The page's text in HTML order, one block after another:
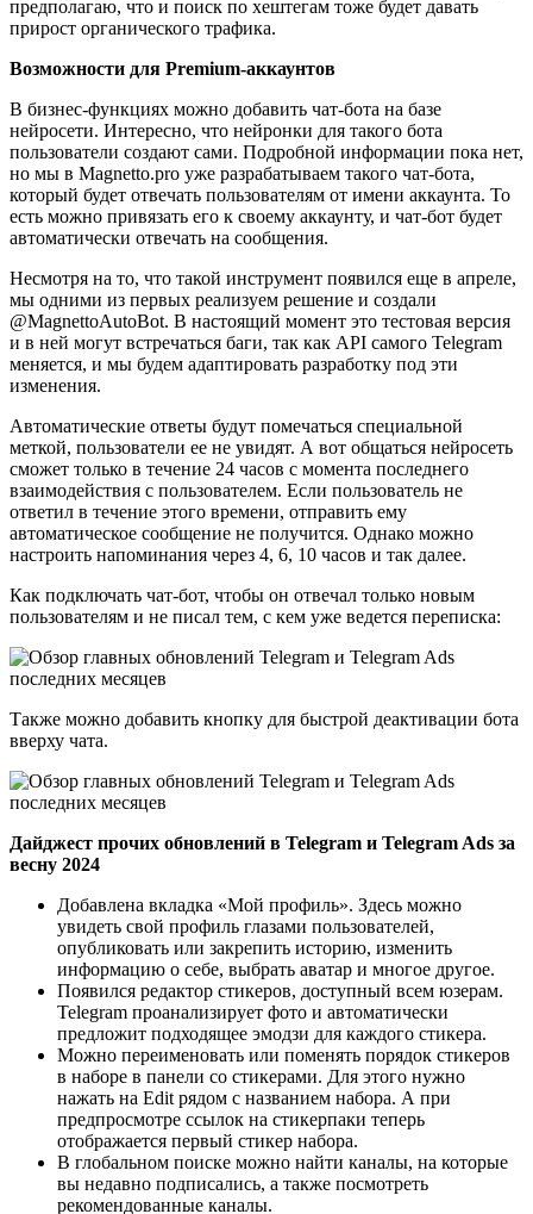
предполагаю, что и поиск по хештегам тоже будет давать
прирост органического трафика.
Возможности для Premium-аккаунтов
В бизнес-функциях можно добавить чат-бота на базе
нейросети. Интересно, что нейронки для такого бота
пользователи создают сами. Подробной информации пока нет,
но мы в Magnetto.pro уже разрабатываем такого чат-бота,
который будет отвечать пользователям от имени аккаунта. То
есть можно привязать его к своему аккаунту, и чат-бот будет
автоматически отвечать на сообщения.
Несмотря на то, что такой инструмент появился еще в апреле,
мы одними из первых реализуем решение и создали
@MagnettoAutoBot. В настоящий момент это тестовая версия
и в ней могут встречаться баги, так как API самого Telegram
меняется, и мы будем адаптировать разработку под эти
изменения.
Автоматические ответы будут помечаться специальной
меткой, пользователи ее не увидят. А вот общаться нейросеть
сможет только в течение 24 часов с момента последнего
взаимодействия с пользователем. Если пользователь не
ответил в течение этого времени, отправить ему
автоматическое сообщение не получится. Однако можно
настроить напоминания через 4, 6, 10 часов и так далее.
Как подключать чат-бот, чтобы он отвечал только новым
пользователям и не писал тем, с кем уже ведется переписка:
Также можно добавить кнопку для быстрой деактивации бота
вверху чата.
Дайджест прочих обновлений в Telegram и Telegram Ads за
весну 2024
Добавлена вкладка «Мой профиль». Здесь можно
увидеть свой профиль глазами пользователей,
опубликовать или закрепить историю, изменить
информацию о себе, выбрать аватар и многое другое.
Появился редактор стикеров, доступный всем юзерам.
Telegram проанализирует фото и автоматически
предложит подходящее эмодзи для каждого стикера.
Можно переименовать или поменять порядок стикеров
в наборе в панели со стикерами. Для этого нужно
нажать на Edit рядом с названием набора. А при
предпросмотре ссылок на стикерпаки теперь
отображается первый стикер набора.
В глобальном поиске можно найти каналы, на которые
вы недавно подписались, а также посмотреть
рекомендованные каналы.